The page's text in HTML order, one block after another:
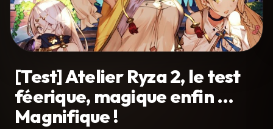
[Test] Atelier Ryza 2, le test
féerique, magique enfin …
Magnifique !